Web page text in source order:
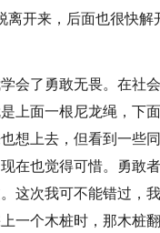
离开来，后面也很快
会了勇敢无畏。在社
上面一根尼龙绳，下
想上去，但看到一些
在也觉得可惜。勇敢
这次我可不能错过，
一个木桩时，那木桩